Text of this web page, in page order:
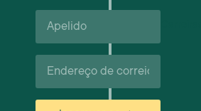
Apelido*
Correio
eletrónico*